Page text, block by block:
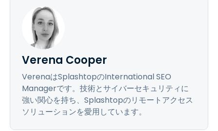
Verena Cooper
VerenaはSplashtopのInternational SEO
Managerです。技術とサイバーセキュリティに
強い関心を持ち、Splashtopのリモートアクセス
ソリューションを愛用しています。